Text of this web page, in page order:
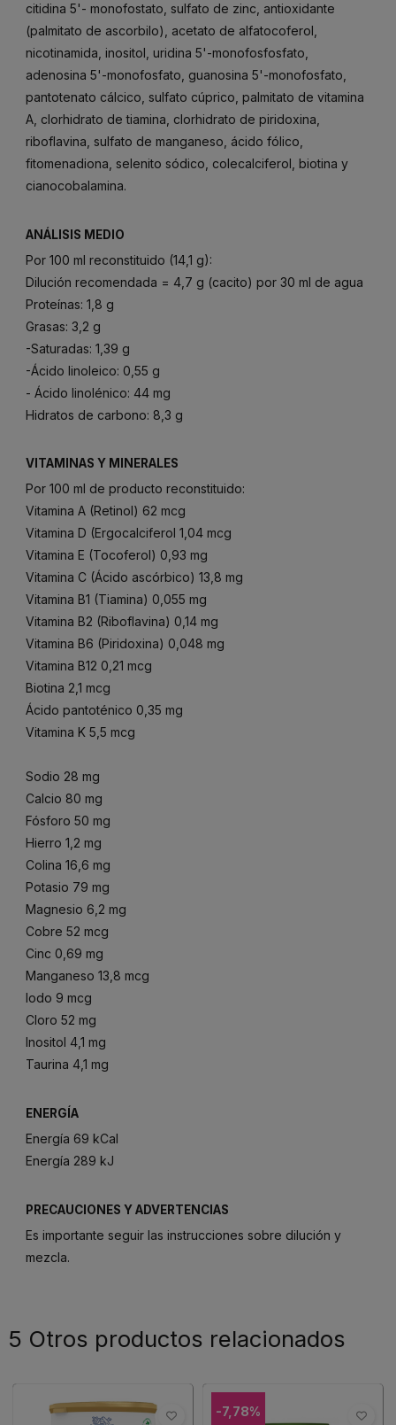
citidina 5'- monofostato, sulfato de zinc, antioxidante
(palmitato de ascorbilo), acetato de alfatocoferol,
nicotinamida, inositol, uridina 5'-monofosfosfato,
adenosina 5'-monofosfato, guanosina 5'-monofosfato,
pantotenato cálcico, sulfato cúprico, palmitato de vitamina
A, clorhidrato de tiamina, clorhidrato de piridoxina,
riboflavina, sulfato de manganeso, ácido fólico,
fitomenadiona, selenito sódico, colecalciferol, biotina y
cianocobalamina.
ANÁLISIS MEDIO
Por 100 ml reconstituido (14,1 g):
Dilución recomendada = 4,7 g (cacito) por 30 ml de agua
Proteínas: 1,8 g
Grasas: 3,2 g
-Saturadas: 1,39 g
-Ácido linoleico: 0,55 g
- Ácido linolénico: 44 mg
Hidratos de carbono: 8,3 g
VITAMINAS Y MINERALES
Por 100 ml de producto reconstituido:
Vitamina A (Retinol) 62 mcg
Vitamina D (Ergocalciferol 1,04 mcg
Vitamina E (Tocoferol) 0,93 mg
Vitamina C (Ácido ascórbico) 13,8 mg
Vitamina B1 (Tiamina) 0,055 mg
Vitamina B2 (Riboflavina) 0,14 mg
Vitamina B6 (Piridoxina) 0,048 mg
Vitamina B12 0,21 mcg
Biotina 2,1 mcg
Ácido pantoténico 0,35 mg
Vitamina K 5,5 mcg
Sodio 28 mg
Calcio 80 mg
Fósforo 50 mg
Hierro 1,2 mg
Colina 16,6 mg
Potasio 79 mg
Magnesio 6,2 mg
Cobre 52 mcg
Cinc 0,69 mg
Manganeso 13,8 mcg
Iodo 9 mcg
Cloro 52 mg
Inositol 4,1 mg
Taurina 4,1 mg
ENERGÍA
Energía 69 kCal
Energía 289 kJ
PRECAUCIONES Y ADVERTENCIAS
Es importante seguir las instrucciones sobre dilución y
mezcla.
5 Otros productos relacionados
-7,78%